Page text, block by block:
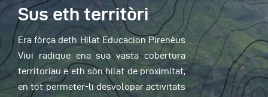
Sus eth territòri
Era fòrça deth Hilat Educacion Pirenèus
Viui radique ena sua vasta cobertura
territoriau e eth sòn hilat de proximitat,
en tot permeter-li desvolopar activitats